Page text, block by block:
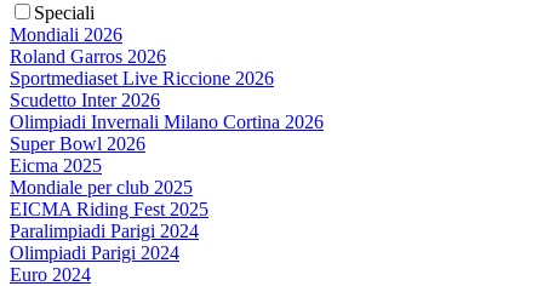
Speciali
Mondiali 2026
Roland Garros 2026
Sportmediaset Live Riccione 2026
Scudetto Inter 2026
Olimpiadi Invernali Milano Cortina 2026
Super Bowl 2026
Eicma 2025
Mondiale per club 2025
EICMA Riding Fest 2025
Paralimpiadi Parigi 2024
Olimpiadi Parigi 2024
Euro 2024